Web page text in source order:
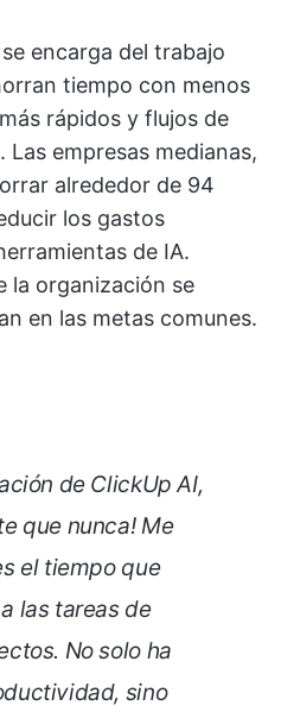
encarga del trabajo
tiempo con menos
rápidos y flujos de
empresas medianas,
alrededor de 94
los gastos
de IA.
la organización se
en las metas comunes.
de ClickUp AI,
que nunca! Me
el tiempo que
las tareas de
No solo ha
sino